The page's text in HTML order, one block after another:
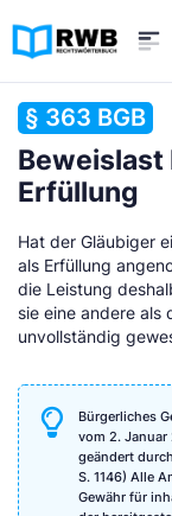
§ 363 BGB
Beweislast
Erfüllung
Hat der Gläubiger
als Erfüllung
die Leistung
sie eine andere als
unvollständig
Bürgerliches
vom 2. Januar
geändert
S. 1146) Alle
Gewähr für